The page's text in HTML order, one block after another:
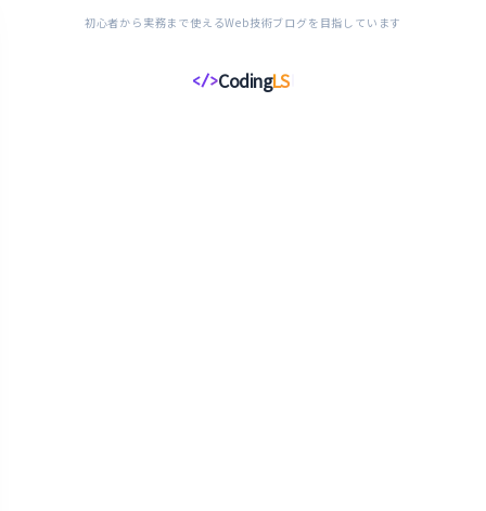
初心者から実務まで使えるWeb技術ブログを目指しています
</>CodingLS
コ